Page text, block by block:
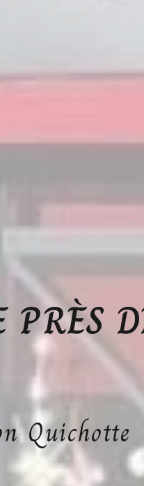
Quichotte